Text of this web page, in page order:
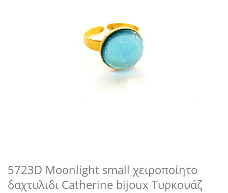
5723D Moonlight small χειροποίητο
δαχτυλιδι Catherine bijoux Τυρκουάζ